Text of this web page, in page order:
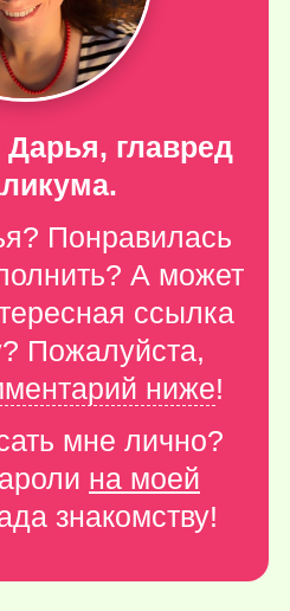
главред
Понравилась
А может
ссылка
Пожалуйста,
ниже!
мне лично?
на моей
знакомству!